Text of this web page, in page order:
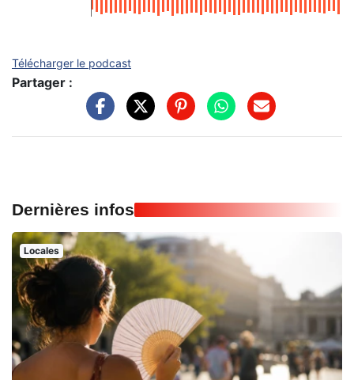
Télécharger le podcast
Partager :
Dernières infos
Locales